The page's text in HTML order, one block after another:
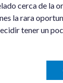
cerca de la
la rara
tener un